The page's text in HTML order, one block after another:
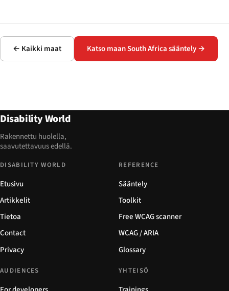
← Kaikki maat Katso maan South Africa sääntely →
Disability World
Rakennettu huolella,
saavutettavuus edellä.
DISABILITY WORLD
Etusivu
Artikkelit
Tietoa
Contact
Privacy
REFERENCE
Sääntely
Toolkit
Free WCAG scanner
WCAG / ARIA
Glossary
AUDIENCES YHTEISÖ